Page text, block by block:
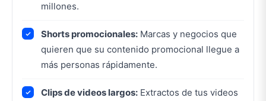
millones.
Shorts promocionales: Marcas y negocios que
quieren que su contenido promocional llegue a
más personas rápidamente.
Clips de videos largos: Extractos de tus videos